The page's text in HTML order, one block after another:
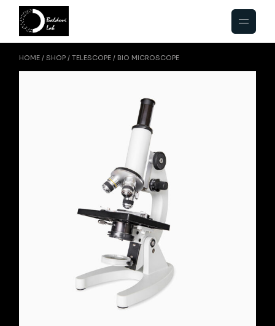
HOME SHOP TELESCOPE BIO MICROSCOPE